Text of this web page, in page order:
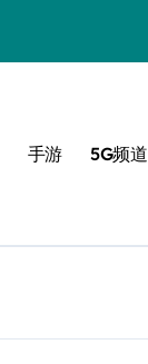
手游 5G频道